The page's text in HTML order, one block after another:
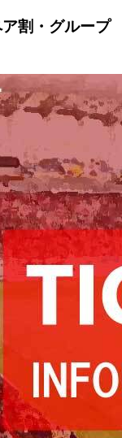
割・グループ